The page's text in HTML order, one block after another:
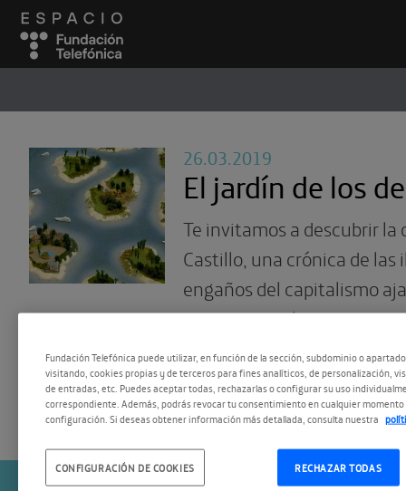
26.03.2019
El jardín de los
Te invitamos a descubrir la
Castillo, una crónica de las
engaños del capitalismo
esperanzas y los
popular.
Fundación Telefónica puede utilizar, en función de la sección, subdominio o
visitando, cookies propias y de terceros para fines analíticos, de personalización,
de entradas, etc. Puedes aceptar todas, rechazarlas o configurar su uso
correspondiente. Además, podrás revocar tu consentimiento en cualquier momento
configuración. Si deseas obtener información más detallada, consulta nuestra
RECHAZAR TODAS
CONFIGURACIÓN DE COOKIES